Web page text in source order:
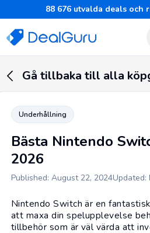
88 676 utvalda deals och
Gå tillbaka till alla
Underhållning
Bästa Nintendo
2026
Published: August 22, 2024Updated:
Nintendo Switch är en
att maxa din spelupplevelse
tillbehör som är väl värda att